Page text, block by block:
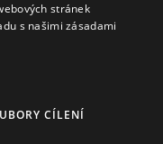
stránek
s našimi zásadami
CÍLENÍ